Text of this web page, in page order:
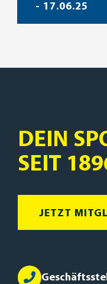
- 17.06.25
DEIN
SEIT
JETZT